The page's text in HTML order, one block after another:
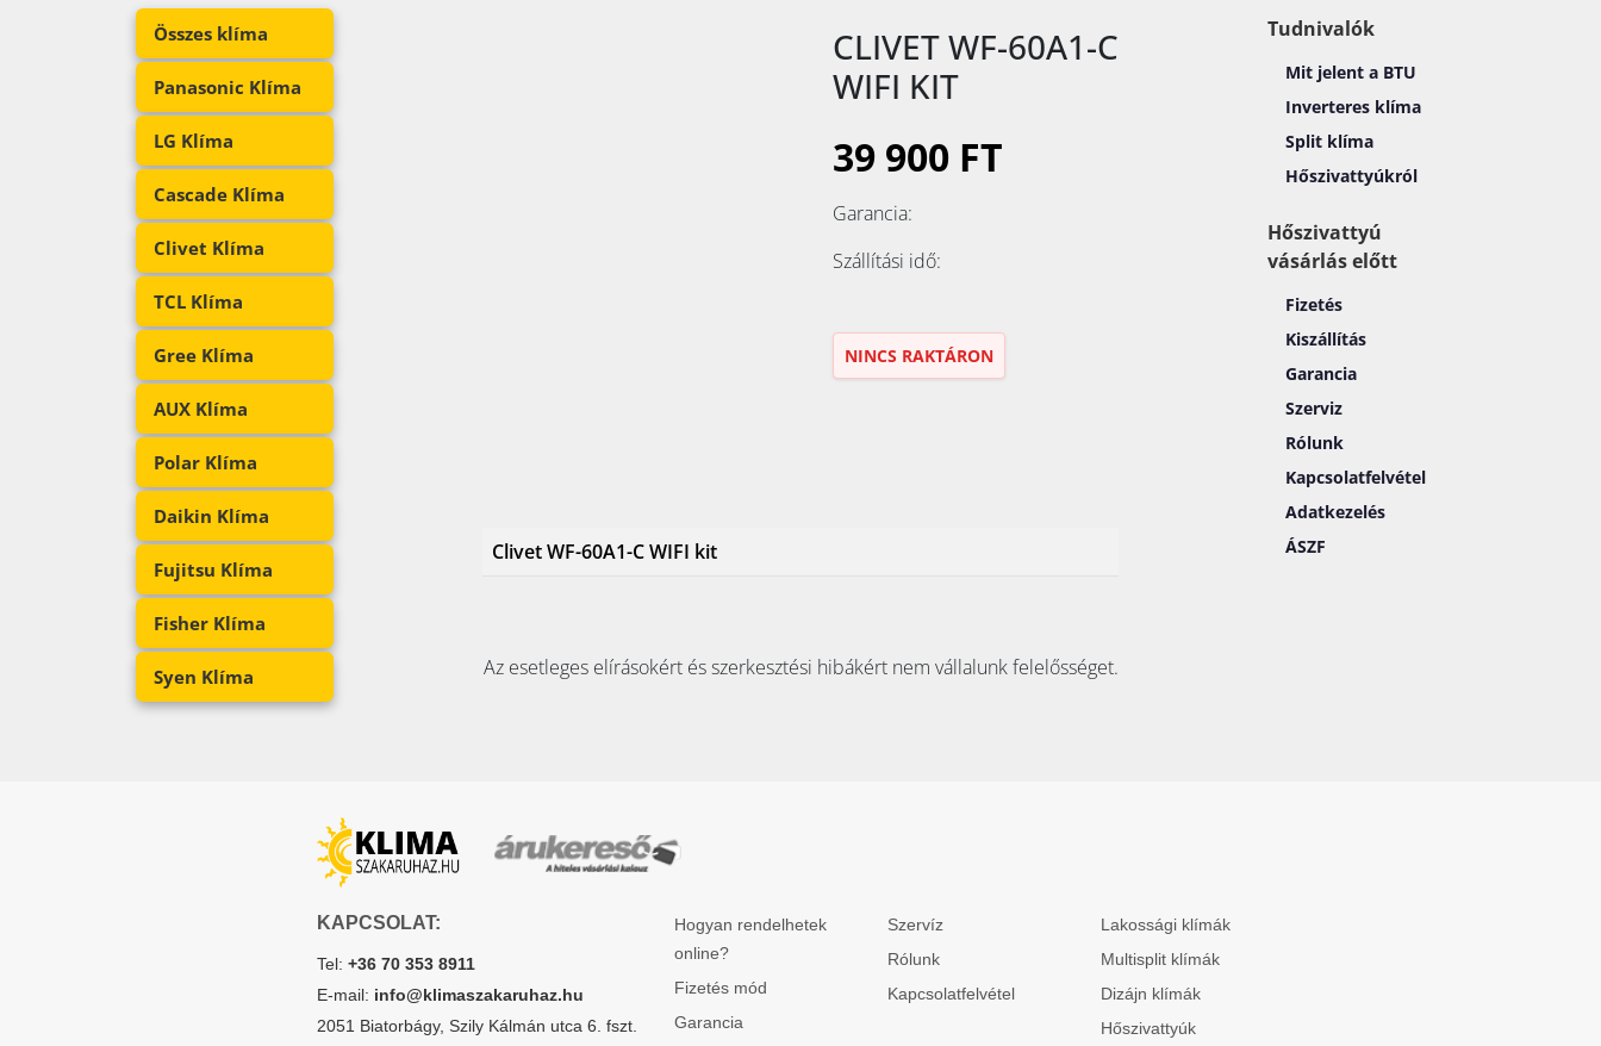
Összes klíma
Panasonic Klíma
LG Klíma
Cascade Klíma
Clivet Klíma
TCL Klíma
Gree Klíma
AUX Klíma
Polar Klíma
Daikin Klíma
Fujitsu Klíma
Fisher Klíma
Syen Klíma
CLIVET WF-60A1-C
WIFI KIT
39 900 FT
Garancia:
Szállítási idő:
NINCS RAKTÁRON
Clivet WF-60A1-C WIFI kit
Az esetleges elírásokért és szerkesztési hibákért nem vállalunk felelősséget.
Tudnivalók
Mit jelent a BTU
Inverteres klíma
Split klíma
Hőszivattyúkról
Hőszivattyú
vásárlás előtt
Fizetés
Kiszállítás
Garancia
Szerviz
Rólunk
Kapcsolatfelvétel
Adatkezelés
ÁSZF
KAPCSOLAT:
Tel: +36 70 353 8911
E-mail: info@klimaszakaruhaz.hu
2051 Biatorbágy, Szily Kálmán utca 6. fszt.
Hogyan rendelhetek
online?
Fizetés mód
Garancia
Szervíz
Rólunk
Kapcsolatfelvétel
Lakossági klímák
Multisplit klímák
Dizájn klímák
Hőszivattyúk